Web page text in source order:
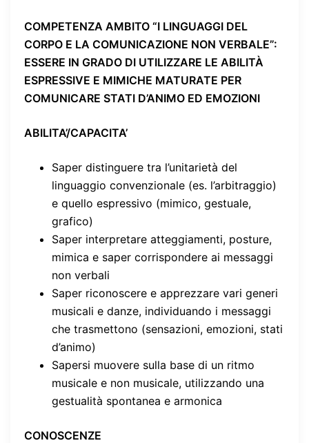
COMPETENZA AMBITO “I LINGUAGGI DEL
CORPO E LA COMUNICAZIONE NON VERBALE”:
ESSERE IN GRADO DI UTILIZZARE LE ABILITÀ
ESPRESSIVE E MIMICHE MATURATE PER
COMUNICARE STATI D’ANIMO ED EMOZIONI
ABILITA’/CAPACITA’
Saper distinguere tra l’unitarietà del
linguaggio convenzionale (es. l’arbitraggio)
e quello espressivo (mimico, gestuale,
grafico)
Saper interpretare atteggiamenti, posture,
mimica e saper corrispondere ai messaggi
non verbali
Saper riconoscere e apprezzare vari generi
musicali e danze, individuando i messaggi
che trasmettono (sensazioni, emozioni, stati
d’animo)
Sapersi muovere sulla base di un ritmo
musicale e non musicale, utilizzando una
gestualità spontanea e armonica
CONOSCENZE